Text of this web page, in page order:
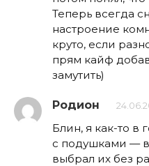
Теперь всегда
настроение
круто, если
прям кайф
замутить)
Родион
Блин, я как-то в
с подушками —
выбрал их без